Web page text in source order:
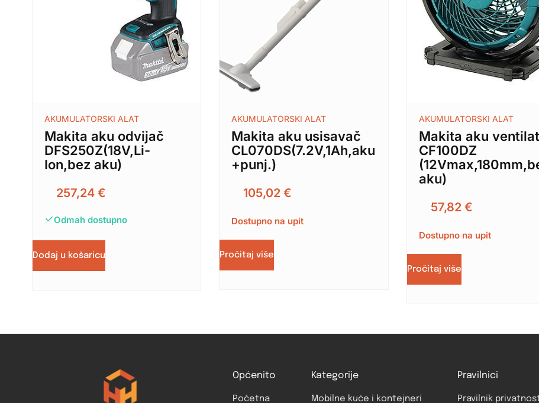
AKUMULATORSKI ALAT
Makita aku odvijač
DFS250Z(18V,Li-
Ion,bez aku)
257,24 €
Odmah dostupno
Dodaj u košaricu
AKUMULATORSKI ALAT
Makita aku usisavač
CL070DS(7.2V,1Ah,aku
+punj.)
105,02€
Dostupno na upit
Pročitaj više
AKUMULATORSKI ALAT
Makita aku
CF100DZ
aku)
57,82 €
Dostupno na upit
Pročitaj više
Općenito
Početna
Kategorije
Mobilne kuće i kontejneri
Pravilnici
Pravilnik